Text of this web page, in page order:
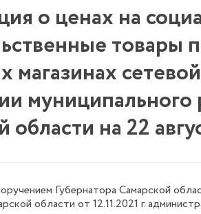
о ценах на
товары
магазинах
на 22
Губернатора Самарской
области от 12.11.2021 г.